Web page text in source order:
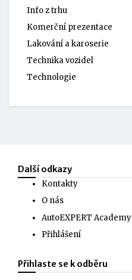
Info z trhu
Komerční prezentace
Lakování a karoserie
Technika vozidel
Technologie
Další odkazy
Kontakty
O nás
AutoEXPERT Academy
Přihlášení
Přihlaste se k odběru